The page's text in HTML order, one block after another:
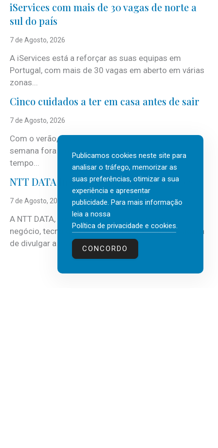
iServices com mais de 30 vagas de norte a
sul do país
7 de Agosto, 2026
A iServices está a reforçar as suas equipas em
Portugal, com mais de 30 vagas em aberto em várias
zonas...
Cinco cuidados a ter em casa antes de sair
7 de Agosto, 2026
Com o verão, chegam também as férias, os fins-de-
semana fora e os dias em que a casa fica mais
tempo...
NTT DATA Insurtech Global Outlook 2026
7 de Agosto, 2026
A NTT DATA, consultora global em serviços de
negócio, tecnologia e inteligência artificial (IA), acaba
de divulgar a mais recente...
Publicamos cookies neste site para
analisar o tráfego, memorizar as
suas preferências, otimizar a sua
experiência e apresentar
publicidade. Para mais informação
leia a nossa
Política de privacidade e cookies.
CONCORDO